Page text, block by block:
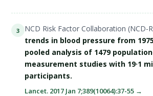
3 NCD Risk Factor Collaboration (NCD-
trends in blood pressure from
pooled analysis of 1479
measurement studies with 19·1
participants.
Lancet. 2017 Jan 7;389(10064):37-55 →